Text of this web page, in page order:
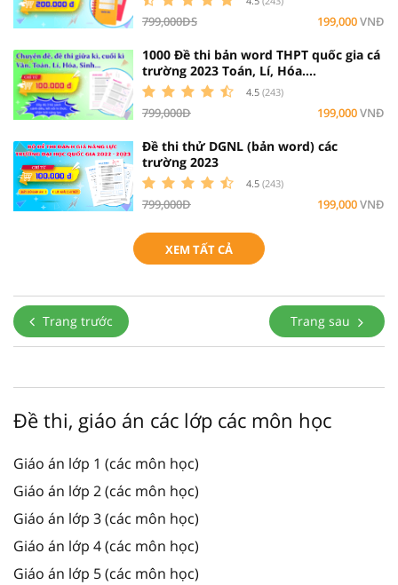
799,000ĐS 199,000VNĐ
1000 Đề thi bản word THPT quốc gia cá
trường 2023 Toán, Lí, Hóa....
4.5 (243)
799,000Đ 199,000VNĐ
Đề thi thử DGNL (bản word) các
trường 2023
4.5 (243)
799,000Đ 199,000VNĐ
XEM TẤT CẢ
Trang trước Trang sau
Đề thi, giáo án các lớp các môn học
Giáo án lớp 1 (các môn học)
Giáo án lớp 2 (các môn học)
Giáo án lớp 3 (các môn học)
Giáo án lớp 4 (các môn học)
Giáo án lớp 5 (các môn học)